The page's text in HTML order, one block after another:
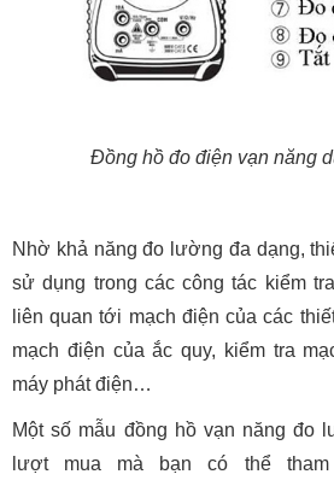
Đồng hồ đo điện vạn năng
Nhờ khả năng đo lường đa dạng,
sử dụng trong các công tác kiểm
liên quan tới mạch điện của các
mạch điện của ắc quy, kiểm tra
máy phát điện…
Một số mẫu đồng hồ vạn năng đo
lượt mua mà bạn có thể